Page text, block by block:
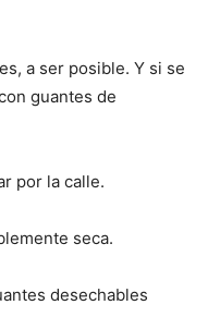
a ser posible. Y si se
guantes de
por la calle.
seca.
desechables